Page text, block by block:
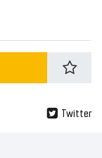
Twitter